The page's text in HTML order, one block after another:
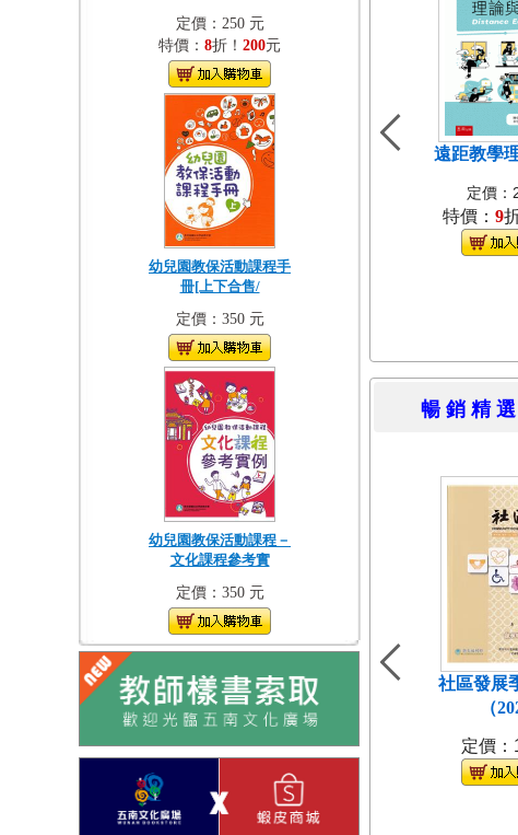
定價：250 元
特價： 8折！ 200元
幼兒園教保活動課程手
冊[上下合售/
定價：350 元
幼兒園教保活動課程－
文化課程參考實
定價：350 元
遠距教學
定價：
特價： 9
暢 銷
社區發展
（
定價：